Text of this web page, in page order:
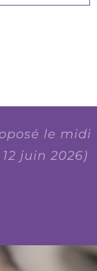
le midi
juin 2026)